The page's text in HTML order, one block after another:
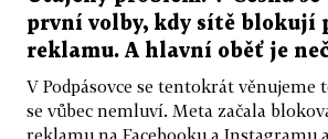
první volby, kdy sítě blokují
reklamu. A hlavní oběť je
V Podpásovce se tentokrát věnujeme
se vůbec nemluví. Meta začala
reklamu na Facebooku a Instagramu